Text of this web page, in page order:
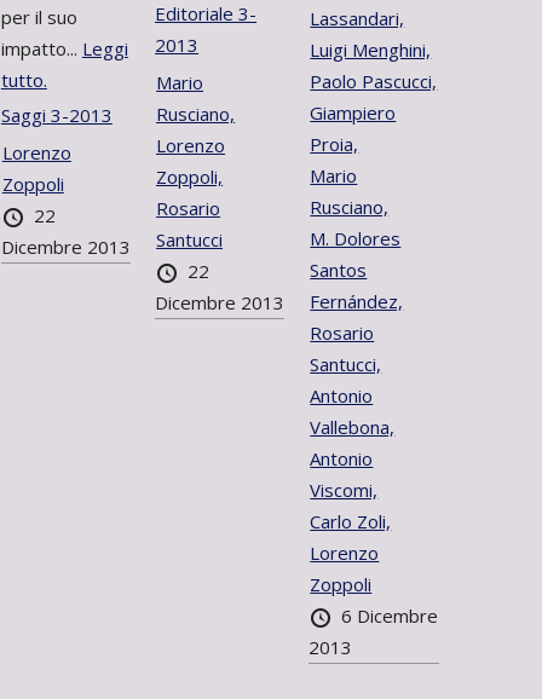
per il suo
impatto... Leggi
tutto.
Saggi 3-2013
Lorenzo
Zoppoli
22
Dicembre 2013
Editoriale 3-
2013
Mario
Rusciano,
Lorenzo
Zoppoli,
Rosario
Santucci
22
Dicembre 2013
Lassandari,
Luigi Menghini,
Paolo Pascucci,
Giampiero
Proia,
Mario
Rusciano,
M. Dolores
Santos
Fernández,
Rosario
Santucci,
Antonio
Vallebona,
Antonio
Viscomi,
Carlo Zoli,
Lorenzo
Zoppoli
6 Dicembre
2013